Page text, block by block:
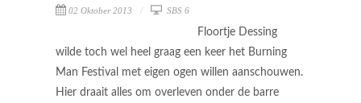
02 Oktober 2013 SBS 6
Floortje Dessing
wilde toch wel heel graag een keer het Burning
Man Festival met eigen ogen willen aanschouwen.
Hier draait alles om overleven onder de barre